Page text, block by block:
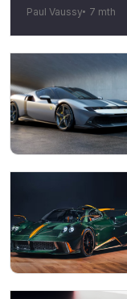
Paul Vaussy 7 mth